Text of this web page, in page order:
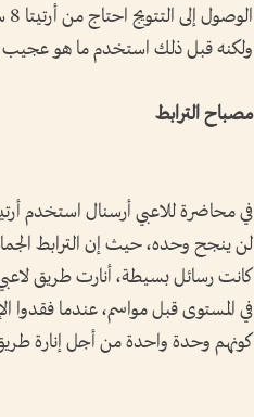
ولكنه قبل ذلك استخدم ما هو
مصباح الترابط
في محاضرة للاعبي أرسنال استخدم
لن ينجح وحده، حيث إن الترابط
كانت رسائل بسيطة، أنارت طريق
في المستوى قبل مواسم، عندما فقدوا
كونهم وحدة واحدة من أجل إنارة